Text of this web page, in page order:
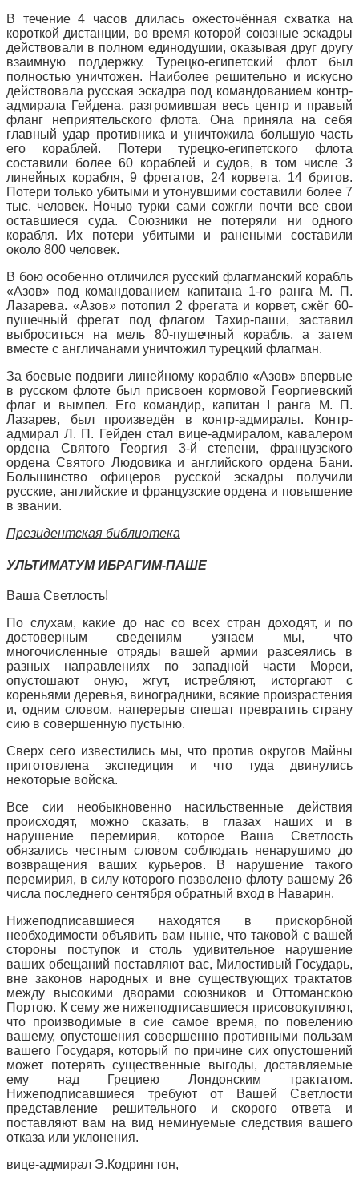
В течение 4 часов длилась ожесточённая схватка на
короткой дистанции, во время которой союзные эскадры
действовали в полном единодушии, оказывая друг другу
взаимную поддержку. Турецко-египетский флот был
полностью уничтожен. Наиболее решительно и искусно
действовала русская эскадра под командованием контр-
адмирала Гейдена, разгромившая весь центр и правый
фланг неприятельского флота. Она приняла на себя
главный удар противника и уничтожила большую часть
его кораблей. Потери турецко-египетского флота
составили более 60 кораблей и судов, в том числе 3
линейных корабля, 9 фрегатов, 24 корвета, 14 бригов.
Потери только убитыми и утонувшими составили более 7
тыс. человек. Ночью турки сами сожгли почти все свои
оставшиеся суда. Союзники не потеряли ни одного
корабля. Их потери убитыми и ранеными составили
около 800 человек.
В бою особенно отличился русский флагманский корабль
«Азов» под командованием капитана 1-го ранга М. П.
Лазарева. «Азов» потопил 2 фрегата и корвет, сжёг 60-
пушечный фрегат под флагом Тахир-паши, заставил
выброситься на мель 80-пушечный корабль, а затем
вместе с англичанами уничтожил турецкий флагман.
За боевые подвиги линейному кораблю «Азов» впервые
в русском флоте был присвоен кормовой Георгиевский
флаг и вымпел. Его командир, капитан I ранга М. П.
Лазарев, был произведён в контр-адмиралы. Контр-
адмирал Л. П. Гейден стал вице-адмиралом, кавалером
ордена Святого Георгия 3-й степени, французского
ордена Святого Людовика и английского ордена Бани.
Большинство офицеров русской эскадры получили
русские, английские и французские ордена и повышение
в звании.
Президентская библиотека
УЛЬТИМАТУМ ИБРАГИМ-ПАШЕ
Ваша Светлость!
По слухам, какие до нас со всех стран доходят, и по
достоверным сведениям узнаем мы, что
многочисленные отряды вашей армии разсеялись в
разных направлениях по западной части Мореи,
опустошают оную, жгут, истребляют, исторгают с
кореньями деревья, виноградники, всякие произрастения
и, одним словом, наперерыв спешат превратить страну
сию в совершенную пустыню.
Сверх сего известились мы, что против округов Майны
приготовлена экспедиция и что туда двинулись
некоторые войска.
Все сии необыкновенно насильственные действия
происходят, можно сказать, в глазах наших и в
нарушение перемирия, которое Ваша Светлость
обязались честным словом соблюдать ненарушимо до
возвращения ваших курьеров. В нарушение такого
перемирия, в силу которого позволено флоту вашему 26
числа последнего сентября обратный вход в Наварин.
Нижеподписавшиеся находятся в прискорбной
необходимости объявить вам ныне, что таковой с вашей
стороны поступок и столь удивительное нарушение
ваших обещаний поставляют вас, Милостивый Государь,
вне законов народных и вне существующих трактатов
между высокими дворами союзников и Оттоманскою
Портою. К сему же нижеподписавшиеся присовокупляют,
что производимые в сие самое время, по повелению
вашему, опустошения совершенно противными пользам
вашего Государя, который по причине сих опустошений
может потерять существенные выгоды, доставляемые
ему над Грециею Лондонским трактатом.
Нижеподписавшиеся требуют от Вашей Светлости
представление решительного и скорого ответа и
поставляют вам на вид неминуемые следствия вашего
отказа или уклонения.
вице-адмирал Э.Кодрингтон,